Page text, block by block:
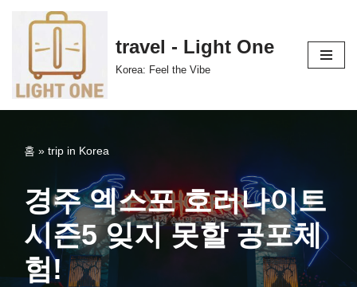
츠
로
travel - Light One
Korea: Feel the Vibe
홈 » trip in Korea
경주 엑스포 호러나이트
시즌5 잊지 못할 공포체
험!